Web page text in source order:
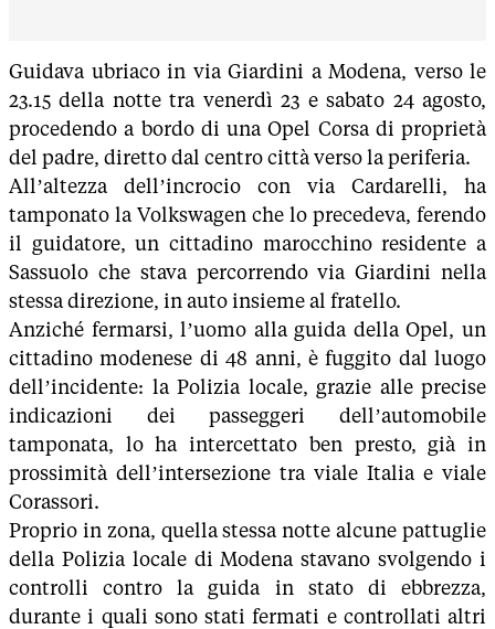
Guidava ubriaco in via Giardini a Modena, verso le
23.15 della notte tra venerdì 23 e sabato 24 agosto,
procedendo a bordo di una Opel Corsa di proprietà
del padre, diretto dal centro città verso la periferia.
All’altezza dell’incrocio con via Cardarelli, ha
tamponato la Volkswagen che lo precedeva, ferendo
il guidatore, un cittadino marocchino residente a
Sassuolo che stava percorrendo via Giardini nella
stessa direzione, in auto insieme al fratello.
Anziché fermarsi, l’uomo alla guida della Opel, un
cittadino modenese di 48 anni, è fuggito dal luogo
dell’incidente: la Polizia locale, grazie alle precise
indicazioni dei passeggeri dell’automobile
tamponata, lo ha intercettato ben presto, già in
prossimità dell’intersezione tra viale Italia e viale
Corassori.
Proprio in zona, quella stessa notte alcune pattuglie
della Polizia locale di Modena stavano svolgendo i
controlli contro la guida in stato di ebbrezza,
durante i quali sono stati fermati e controllati altri